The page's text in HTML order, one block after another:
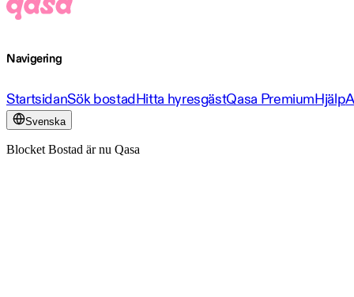
Navigering
StartsidanSök bostadHitta hyresgästQasa PremiumHjälp
Svenska
Blocket Bostad är nu Qasa